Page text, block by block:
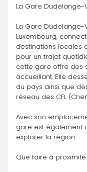
La Gare Dudelange-
La Gare
Luxembourg,
destinations locales
pour un trajet
cette gare offre des
accueillant. Elle
du pays ainsi que
réseau des CFL
Avec son
gare est également
explorer la région.
Que faire à